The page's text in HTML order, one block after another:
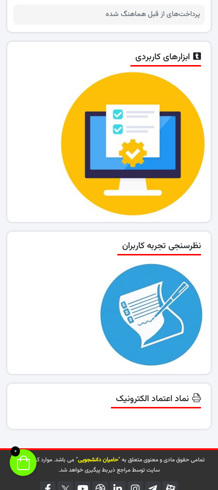
پرداخت‌های از قبل هماهنگ شده
ابزارهای کاربردی
نظرسنجی تجربه کاربران
نماد اعتماد الکترونیک
تمامی حقوق مادی و معنوی متعلق به "حامیان دانشجویی" می باشد. موارد کپی شده از
سایت توسط مراجع ذیربط پیگیری خواهد شد.
0